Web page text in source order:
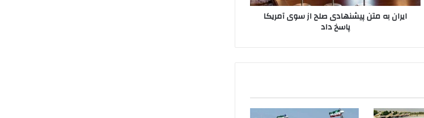
پاسخ
ایران به متن پیشنهادی صلح از سوی آمریکا
پاسخ داد